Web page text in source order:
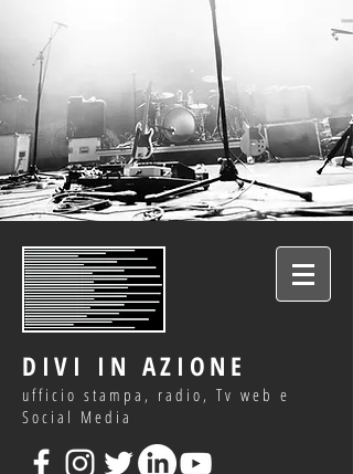
DIVI IN AZIONE
ufficio stampa, radio, Tv web e
Social Media